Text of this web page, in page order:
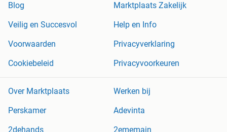
Blog
Marktplaats Zakelijk
Veilig en Succesvol
Help en Info
Voorwaarden
Privacyverklaring
Cookiebeleid
Privacyvoorkeuren
Over Marktplaats
Werken bij
Perskamer
Adevinta
2dehands
2ememain